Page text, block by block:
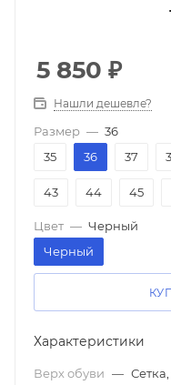
5 850 ₽
Нашли дешевле?
Размер — 36
35
36 37
43 44 45
Цвет — Черный
Черный
Характеристики
Верх обуви —